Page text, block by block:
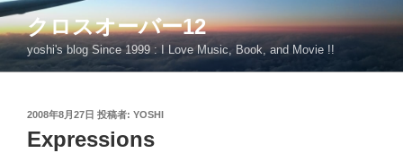
コ
ン
テ
ン
クロスオーバー12
yoshi's blog Since 1999 : I Love Music, Book, and Movie !!
投
稿
日:
2008年8月27日 投稿者: YOSHI
Expressions